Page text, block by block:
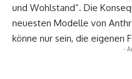
und Wohlstand”. Die
neuesten Modelle von
könne nur sein, die eigenen
-